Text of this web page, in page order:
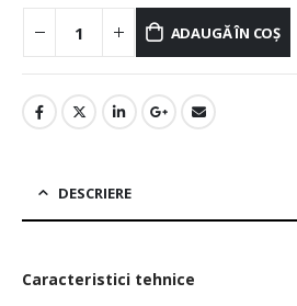
ADAUGĂ ÎN COȘ
DESCRIERE
Caracteristici tehnice